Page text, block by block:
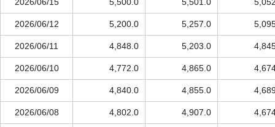
2026/06/12 5,200.0 5,257.0
2026/06/11 4,848.0 5,203.0
2026/06/10 4,772.0 4,865.0
2026/06/09 4,840.0 4,855.0
2026/06/08 4,802.0 4,907.0